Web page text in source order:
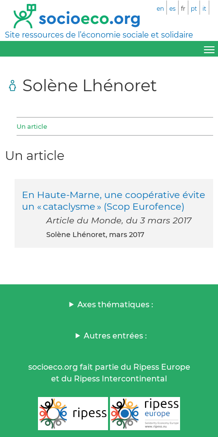
Site ressources de l’économie sociale et solidaire
en es fr pt it
Solène Lhénoret
Un article
Un article
En Haute-Marne, une coopérative évite
un « cataclysme » (Scop Eurofence)
Article du Monde, du 3 mars 2017
Solène Lhénoret, mars 2017
Axes thématiques :
Autres entrées :
socioeco.org fait partie du Ripess Europe
et du Ripess Intercontinental